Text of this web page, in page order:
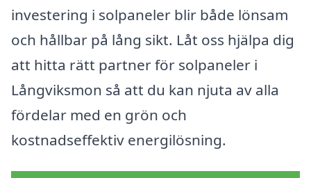
investering i solpaneler blir både lönsam
och hållbar på lång sikt. Låt oss hjälpa dig
att hitta rätt partner för solpaneler i
Långviksmon så att du kan njuta av alla
fördelar med en grön och
kostnadseffektiv energilösning.